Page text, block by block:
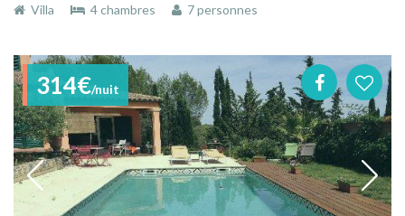
Villa
4 chambres 7 personnes
314€/nuit